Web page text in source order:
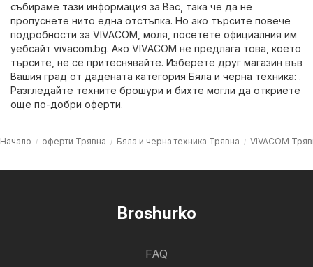
събираме тази информация за Вас, така че да не
пропуснете нито една отстъпка. Но ако търсите повече
подробности за VIVACOM, моля, посетете официалния им
уебсайт vivacom.bg. Ако VIVACOM не предлага това, което
търсите, не се притеснявайте. Изберете друг магазин във
Вашия град от дадената категория Бяла и черна техника: .
Разгледайте техните брошури и бихте могли да откриете
още по-добри оферти.
Начало оферти Трявна Бяла и черна техника Трявна VIVACOM
Broshurko
FAQ